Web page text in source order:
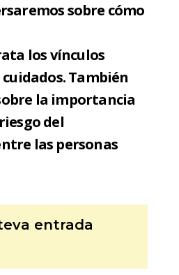
sobre cómo
los vínculos
También
la importancia
del
las personas
entrada